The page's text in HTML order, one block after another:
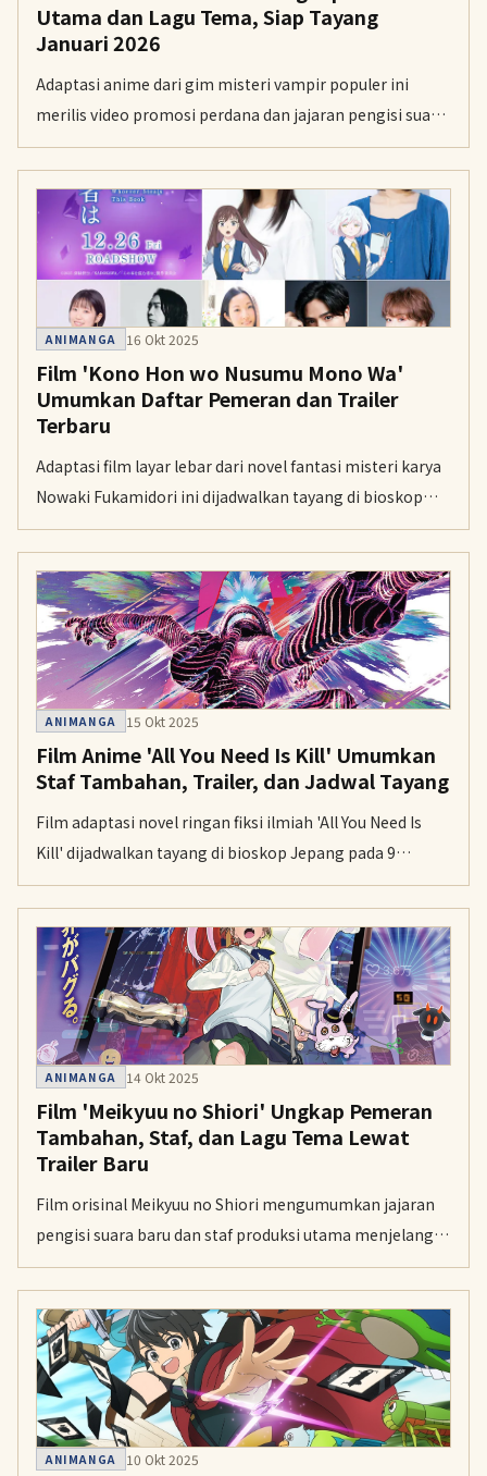
Utama dan Lagu Tema, Siap Tayang
Januari 2026
Adaptasi anime dari gim misteri vampir populer ini
merilis video promosi perdana dan jajaran pengisi suara
menjelang penayangan pada awal tahun depan.
ANIMANGA 16 Okt 2025
Film 'Kono Hon wo Nusumu Mono Wa'
Umumkan Daftar Pemeran dan Trailer
Terbaru
Adaptasi film layar lebar dari novel fantasi misteri karya
Nowaki Fukamidori ini dijadwalkan tayang di bioskop
Jepang pada 26 Desember mendatang.
ANIMANGA 15 Okt 2025
Film Anime 'All You Need Is Kill' Umumkan
Staf Tambahan, Trailer, dan Jadwal Tayang
Film adaptasi novel ringan fiksi ilmiah 'All You Need Is
Kill' dijadwalkan tayang di bioskop Jepang pada 9
Januari 2026 dengan menawarkan sudut pandang cerita
yang baru.
ANIMANGA 14 Okt 2025
Film 'Meikyuu no Shiori' Ungkap Pemeran
Tambahan, Staf, dan Lagu Tema Lewat
Trailer Baru
Film orisinal Meikyuu no Shiori mengumumkan jajaran
pengisi suara baru dan staf produksi utama menjelang
penayangannya di bioskop Jepang pada 1 Januari
mendatang.
ANIMANGA 10 Okt 2025